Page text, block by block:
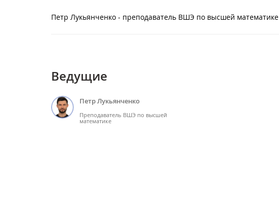
Петр Лукьянченко - преподаватель ВШЭ по высшей математике
Ведущие
Петр Лукьянченко
Преподаватель ВШЭ по высшей
математике